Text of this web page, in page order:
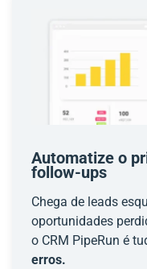
Automatize o
follow-ups
Chega de leads
oportunidades
o CRM PipeRun é
erros.